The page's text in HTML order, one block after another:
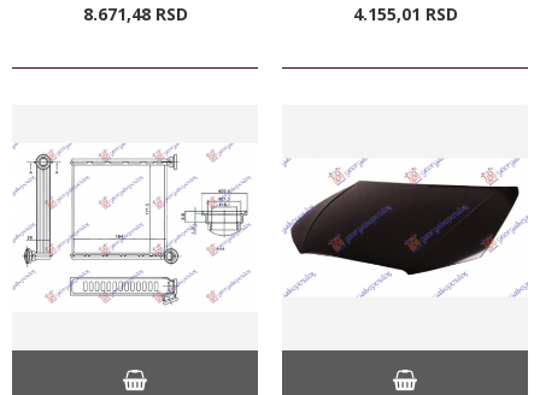
8.671,48 RSD 4.155,01 RSD